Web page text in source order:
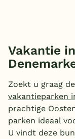
Vakantie
Zoekt u graag
vakantieparken
prachtige
parken ideaal
U vindt deze